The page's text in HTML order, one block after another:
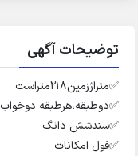
توضیحات آگهی
✅️متراژزمین۲۱۸متراست
✅️دوطبقه،هرطبقه دوخواب
✅️سندشش دانگ
✅️فول امکانات